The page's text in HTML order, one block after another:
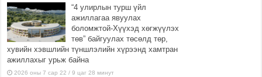
“4 улирлын турш үйл
ажиллагаа явуулах
боломжтой-Хүүхэд хөгжүүлэх
төв” байгуулах төсөлд төр,
хувийн хэвшлийн түншлэлийн хүрээнд хамтран
ажиллахыг урьж байна
2026 оны 7 сар 22 / 9 цаг 28 минут